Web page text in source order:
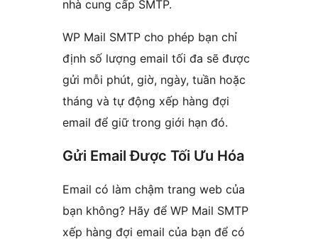
nhà cung cấp SMTP.
WP Mail SMTP cho phép bạn chỉ
định số lượng email tối đa sẽ được
gửi mỗi phút, giờ, ngày, tuần hoặc
tháng và tự động xếp hàng đợi
email để giữ trong giới hạn đó.
Gửi Email Được Tối Ưu Hóa
Email có làm chậm trang web của
bạn không? Hãy để WP Mail SMTP
xếp hàng đợi email của bạn để có